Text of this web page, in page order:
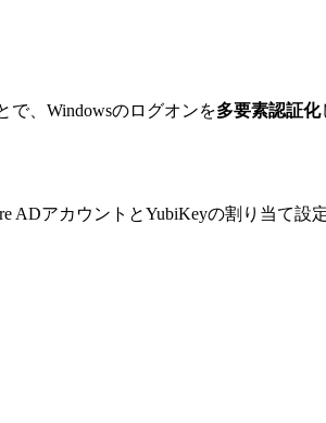
で、Windowsのログオンを多要素認証化
ADアカウントとYubiKeyの割り当て設